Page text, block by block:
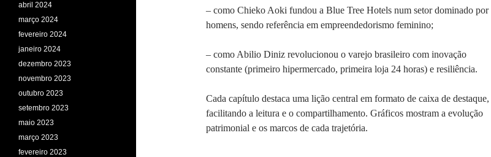
– como Chieko Aoki fundou a Blue Tree Hotels num setor dominado por
homens, sendo referência em empreendedorismo feminino;
– como Abilio Diniz revolucionou o varejo brasileiro com inovação
constante (primeiro hipermercado, primeira loja 24 horas) e resiliência.
Cada capítulo destaca uma lição central em formato de caixa de destaque,
facilitando a leitura e o compartilhamento. Gráficos mostram a evolução
patrimonial e os marcos de cada trajetória.
abril 2024
março 2024
fevereiro 2024
janeiro 2024
dezembro 2023
novembro 2023
outubro 2023
setembro 2023
maio 2023
março 2023
fevereiro 2023